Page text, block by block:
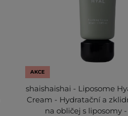
AKCE
shaishaishai - Liposome
Cream - Hydratační a
na obličej s liposomy